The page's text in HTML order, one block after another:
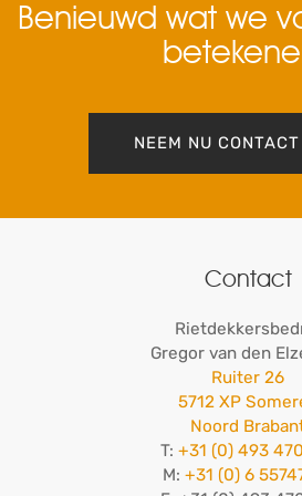
Benieuwd wat we
NEEM NU
Contact
Gregor van den
Ruiter 26
5712 XP
Noord
T: +31 (0) 493
M: +31 (0) 6